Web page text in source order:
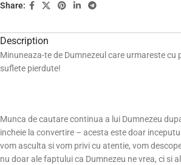
Share:
Description
Minuneaza-te de Dumnezeul care urmareste cu
suflete pierdute!
Munca de cautare continua a lui Dumnezeu
incheie la convertire – acesta este doar
vom asculta si vom privi cu atentie, vom
nu doar ale faptului ca Dumnezeu ne vrea, ci si